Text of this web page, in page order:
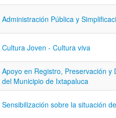
Administración Pública y
Cultura Joven - Cultura viva
Apoyo en Registro, Preservación y
del Municipio de Ixtapaluca
Sensibilización sobre la situación